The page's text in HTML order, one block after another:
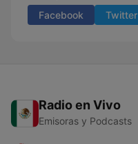
Facebook Twitter
Radio en Vivo
Emisoras y Podcasts